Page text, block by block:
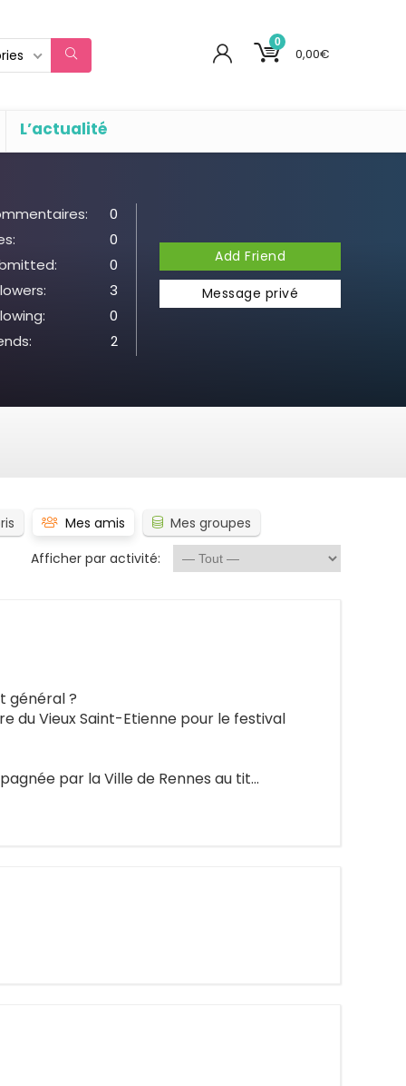
0
0,00€
L’actualité
0
0
0
3
0
2
Add Friend
Message privé
Mes amis
Mes groupes
Afficher par activité:
général ?
du Vieux Saint-Etienne pour le festival
par la Ville de Rennes au tit…